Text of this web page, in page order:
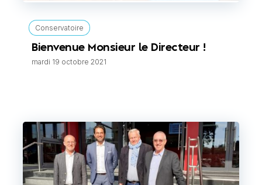
Conservatoire
Bienvenue Monsieur le Directeur !
mardi 19 octobre 2021